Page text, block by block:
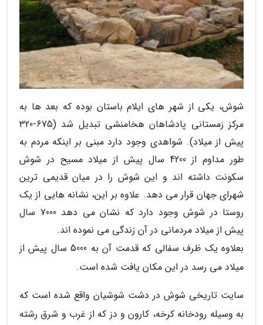
شوش، یکی از شهر های ایلام باستان بوده که بعد ها به
مرکز زمستانی پادشاهان هخامنشی تبدیل شد (675-320
پیش از میلاد). شواهدی وجود دارد مبنی بر اینکه مردم به
طور مداوم از 4200 سال پیش از میلاد مسیح در شوش
سکونت داشته اند و این شوش را در میان قدیمی ترین
شهرای جهان قرار می دهد. علاوه بر این، نشانه هایی از یک
روستا در شوش وجود دارد که نشان می دهد 7000 سال
پیش از میلاد مردمانی در آن زندگی می نموده اند.
بعلاوه یک ظرف سفالی که قدمت آن به 5000 سال پیش از
میلاد می رسد در این مکان یافت شده است.
سایت تاریخی شوش در دشت شوشیان واقع شده است که
به وسیله رودخانه کرخه، کارون و دز که از غرب و شرق رشته